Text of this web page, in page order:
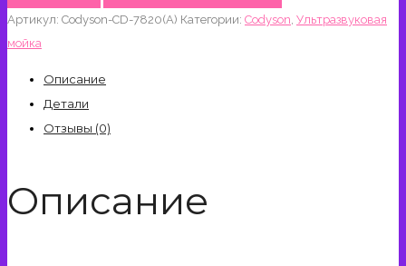
ванна
Codyson
46
кГц
Артикул: Codyson-CD-7820(A) Категории: Codyson Ультразвуковая
мойка
Описание
Детали
Отзывы (0)
Описание